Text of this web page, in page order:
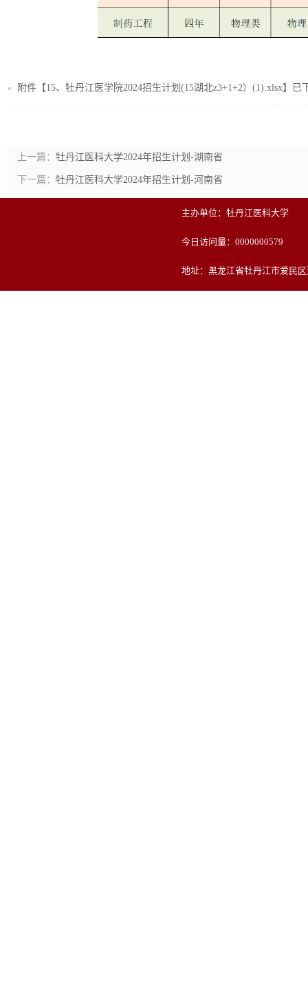
附件【15、牡丹江医学院2024招生计划(15湖北z3+1+2）(1).xlsx】已
上一篇： 牡丹江医科大学2024年招生计划-湖南省
下一篇： 牡丹江医科大学2024年招生计划-河南省
主办单位：牡丹江医科大学
今日访问量： 0000000579
地址：黑龙江省牡丹江市爱民